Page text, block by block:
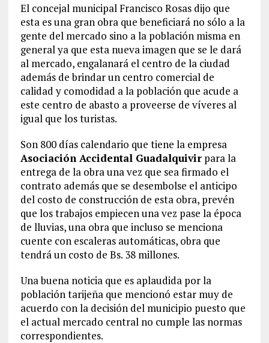
El concejal municipal Francisco Rosas dijo que
esta es una gran obra que beneficiará no sólo a la
gente del mercado sino a la población misma en
general ya que esta nueva imagen que se le dará
al mercado, engalanará el centro de la ciudad
además de brindar un centro comercial de
calidad y comodidad a la población que acude a
este centro de abasto a proveerse de víveres al
igual que los turistas.
Son 800 días calendario que tiene la empresa
Asociación Accidental Guadalquivirpara la
entrega de la obra una vez que sea firmado el
contrato además que se desembolse el anticipo
del costo de construcción de esta obra, prevén
que los trabajos empiecen una vez pase la época
de lluvias, una obra que incluso se menciona
cuente con escaleras automáticas, obra que
tendrá un costo de Bs. 38 millones.
Una buena noticia que es aplaudida por la
población tarijeña que mencionó estar muy de
acuerdo con la decisión del municipio puesto que
el actual mercado central no cumple las normas
correspondientes.